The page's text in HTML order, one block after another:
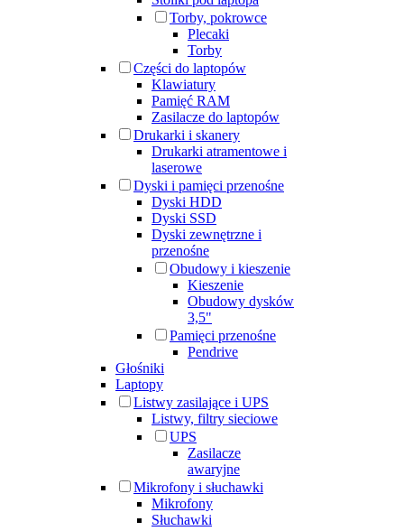
Torby, pokrowce
Plecaki
Torby
Części do laptopów
Klawiatury
Pamięć RAM
Zasilacze do laptopów
Drukarki i skanery
Drukarki atramentowe i
laserowe
Dyski i pamięci przenośne
Dyski HDD
Dyski SSD
Dyski zewnętrzne i
przenośne
Obudowy i kieszenie
Kieszenie
Obudowy dysków
3,5"
Pamięci przenośne
Pendrive
Głośniki
Laptopy
Listwy zasilające i UPS
Listwy, filtry sieciowe
UPS
Zasilacze
awaryjne
Mikrofony i słuchawki
Mikrofony
Słuchawki